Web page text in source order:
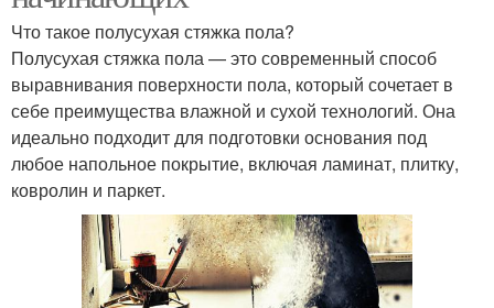
Что такое полусухая стяжка пола?
Полусухая стяжка пола — это современный способ
выравнивания поверхности пола, который сочетает в
себе преимущества влажной и сухой технологий. Она
идеально подходит для подготовки основания под
любое напольное покрытие, включая ламинат, плитку,
ковролин и паркет.